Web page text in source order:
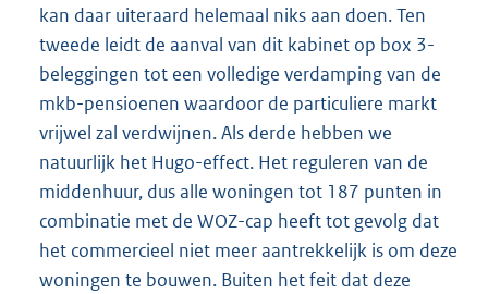
kan daar uiteraard helemaal niks aan doen. Ten
tweede leidt de aanval van dit kabinet op box 3-
beleggingen tot een volledige verdamping van de
mkb-pensioenen waardoor de particuliere markt
vrijwel zal verdwijnen. Als derde hebben we
natuurlijk het Hugo-effect. Het reguleren van de
middenhuur, dus alle woningen tot 187 punten in
combinatie met de WOZ-cap heeft tot gevolg dat
het commercieel niet meer aantrekkelijk is om deze
woningen te bouwen. Buiten het feit dat deze